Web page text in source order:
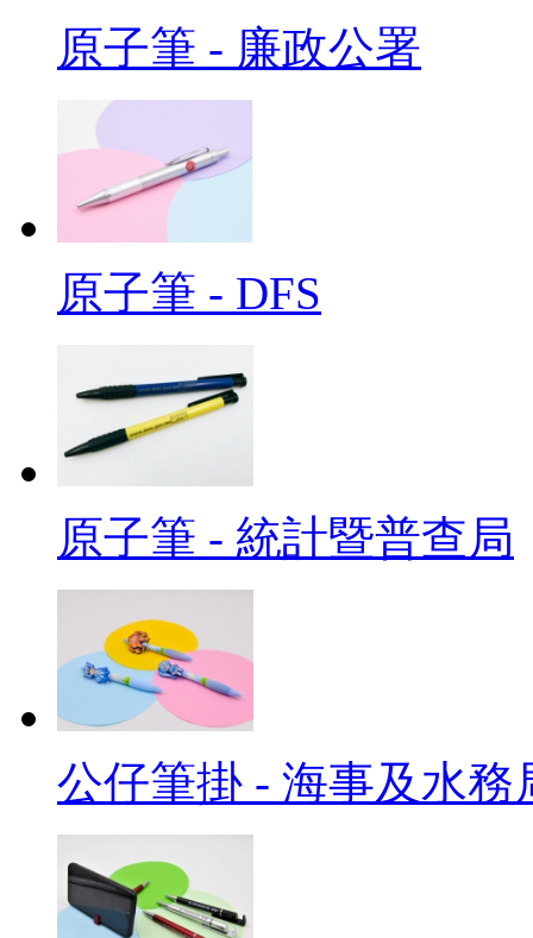
原子筆 - 廉政公署
原子筆 - DFS
原子筆 - 統計暨普查局
公仔筆掛 - 海事及水務